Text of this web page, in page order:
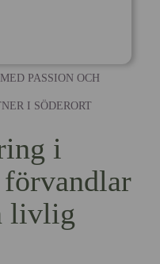
PASSION OCH
I SÖDERORT
i
livlig